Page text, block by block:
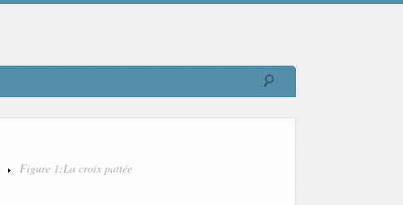
Figure 1:La croix pattée